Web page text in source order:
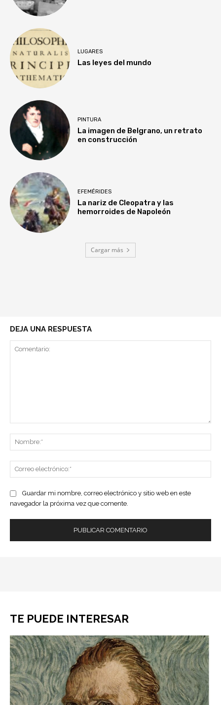
LUGARES
Las leyes del mundo
PINTURA
La imagen de Belgrano, un retrato
en construcción
EFEMÉRIDES
La nariz de Cleopatra y las
hemorroides de Napoleón
Cargar más
DEJA UNA RESPUESTA
Guardar mi nombre, correo electrónico y sitio web en este
navegador la próxima vez que comente.
TE PUEDE INTERESAR